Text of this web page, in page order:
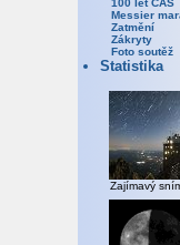
100 let ČAS
Messier
Zatmění
Zákryty
Foto soutěž
Statistika
Zajímavý